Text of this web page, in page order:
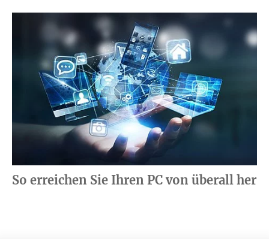
So erreichen Sie Ihren PC von überall her